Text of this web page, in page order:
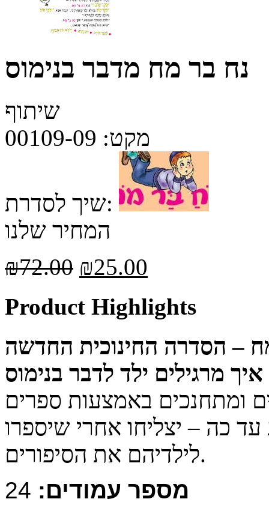
נח בר מח מדבר בנימוס
שיתוף
מקט: 00109-09
שיך לסדרת:
המחיר שלנו
₪72.00 ₪25.00
Product Highlights
איך מרגילים ילד לדבר בנימוס
כה – יצליחו אחרי שיספרו
לילדיהם את הסיפורים.
מספר עמודים: